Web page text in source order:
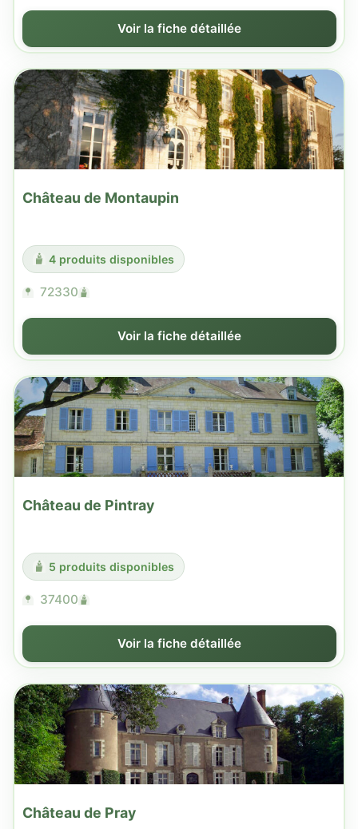
Voir la fiche détaillée
Château de Montaupin
4 produits disponibles
72330
Voir la fiche détaillée
Château de Pintray
5 produits disponibles
37400
Voir la fiche détaillée
Château de Pray